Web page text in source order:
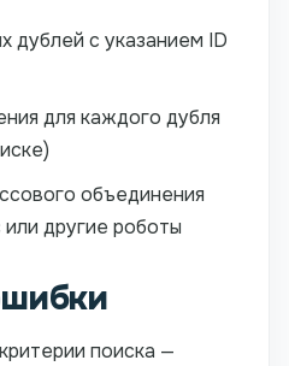
дублей с указанием ID
для каждого дубля
объединения
другие роботы
поиска —